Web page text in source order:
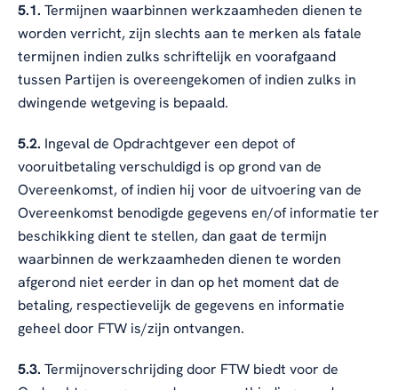
5.1. Termijnen waarbinnen werkzaamheden dienen te
worden verricht, zijn slechts aan te merken als fatale
termijnen indien zulks schriftelijk en voorafgaand
tussen Partijen is overeengekomen of indien zulks in
dwingende wetgeving is bepaald.
5.2. Ingeval de Opdrachtgever een depot of
vooruitbetaling verschuldigd is op grond van de
Overeenkomst, of indien hij voor de uitvoering van de
Overeenkomst benodigde gegevens en/of informatie ter
beschikking dient te stellen, dan gaat de termijn
waarbinnen de werkzaamheden dienen te worden
afgerond niet eerder in dan op het moment dat de
betaling, respectievelijk de gegevens en informatie
geheel door FTW is/zijn ontvangen.
5.3. Termijnoverschrijding door FTW biedt voor de